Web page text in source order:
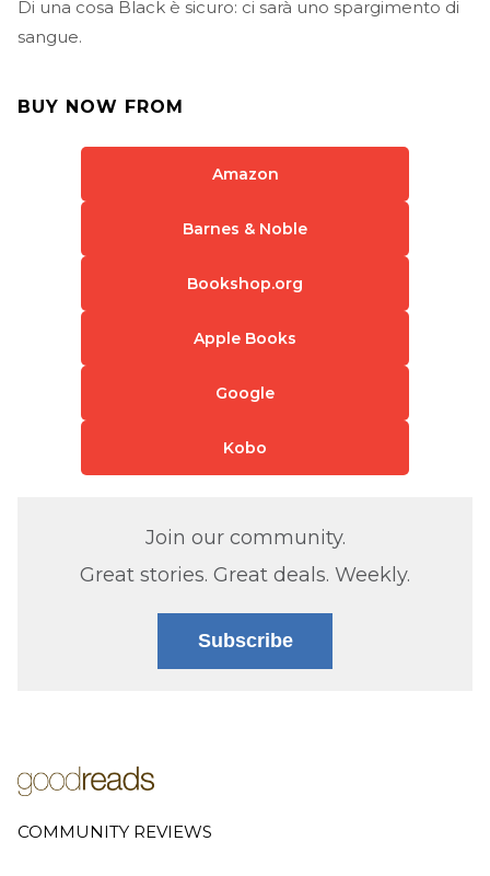
Di una cosa Black è sicuro: ci sarà uno spargimento di
sangue.
BUY NOW FROM
Amazon
Barnes & Noble
Bookshop.org
Apple Books
Google
Kobo
Join our community.
Great stories. Great deals. Weekly.
Subscribe
COMMUNITY REVIEWS